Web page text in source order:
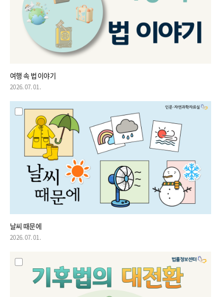
여행 속 법 이야기
2026. 07. 01.
날씨 때문에
2026. 07. 01.